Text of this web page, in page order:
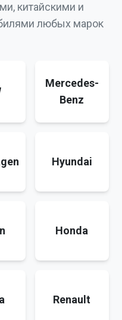
китайскими и
любых марок
Mercedes-
Benz
Hyundai
Honda
Renault